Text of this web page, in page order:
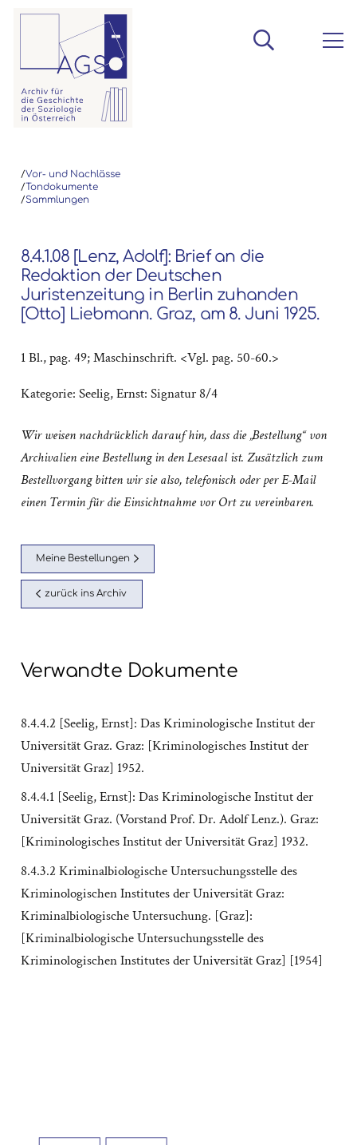
/Vor- und Nachlässe
/Tondokumente
/Sammlungen
8.4.1.08 [Lenz, Adolf]: Brief an die
Redaktion der Deutschen
Juristenzeitung in Berlin zuhanden
[Otto] Liebmann. Graz, am 8. Juni 1925.
1 Bl., pag. 49; Maschinschrift. <Vgl. pag. 50-60.>
Kategorie: Seelig, Ernst: Signatur 8/4
Wir weisen nachdrücklich darauf hin, dass die „Bestellung“ von
Archivalien eine Bestellung in den Lesesaal ist. Zusätzlich zum
Bestellvorgang bitten wir sie also, telefonisch oder per E-Mail
einen Termin für die Einsichtnahme vor Ort zu vereinbaren.
Meine Bestellungen
zurück ins Archiv
Verwandte Dokumente
8.4.4.2 [Seelig, Ernst]: Das Kriminologische Institut der
Universität Graz. Graz: [Kriminologisches Institut der
Universität Graz] 1952.
8.4.4.1 [Seelig, Ernst]: Das Kriminologische Institut der
Universität Graz. (Vorstand Prof. Dr. Adolf Lenz.). Graz:
[Kriminologisches Institut der Universität Graz] 1932.
8.4.3.2 Kriminalbiologische Untersuchungsstelle des
Kriminologischen Institutes der Universität Graz:
Kriminalbiologische Untersuchung. [Graz]:
[Kriminalbiologische Untersuchungsstelle des
Kriminologischen Institutes der Universität Graz] [1954]